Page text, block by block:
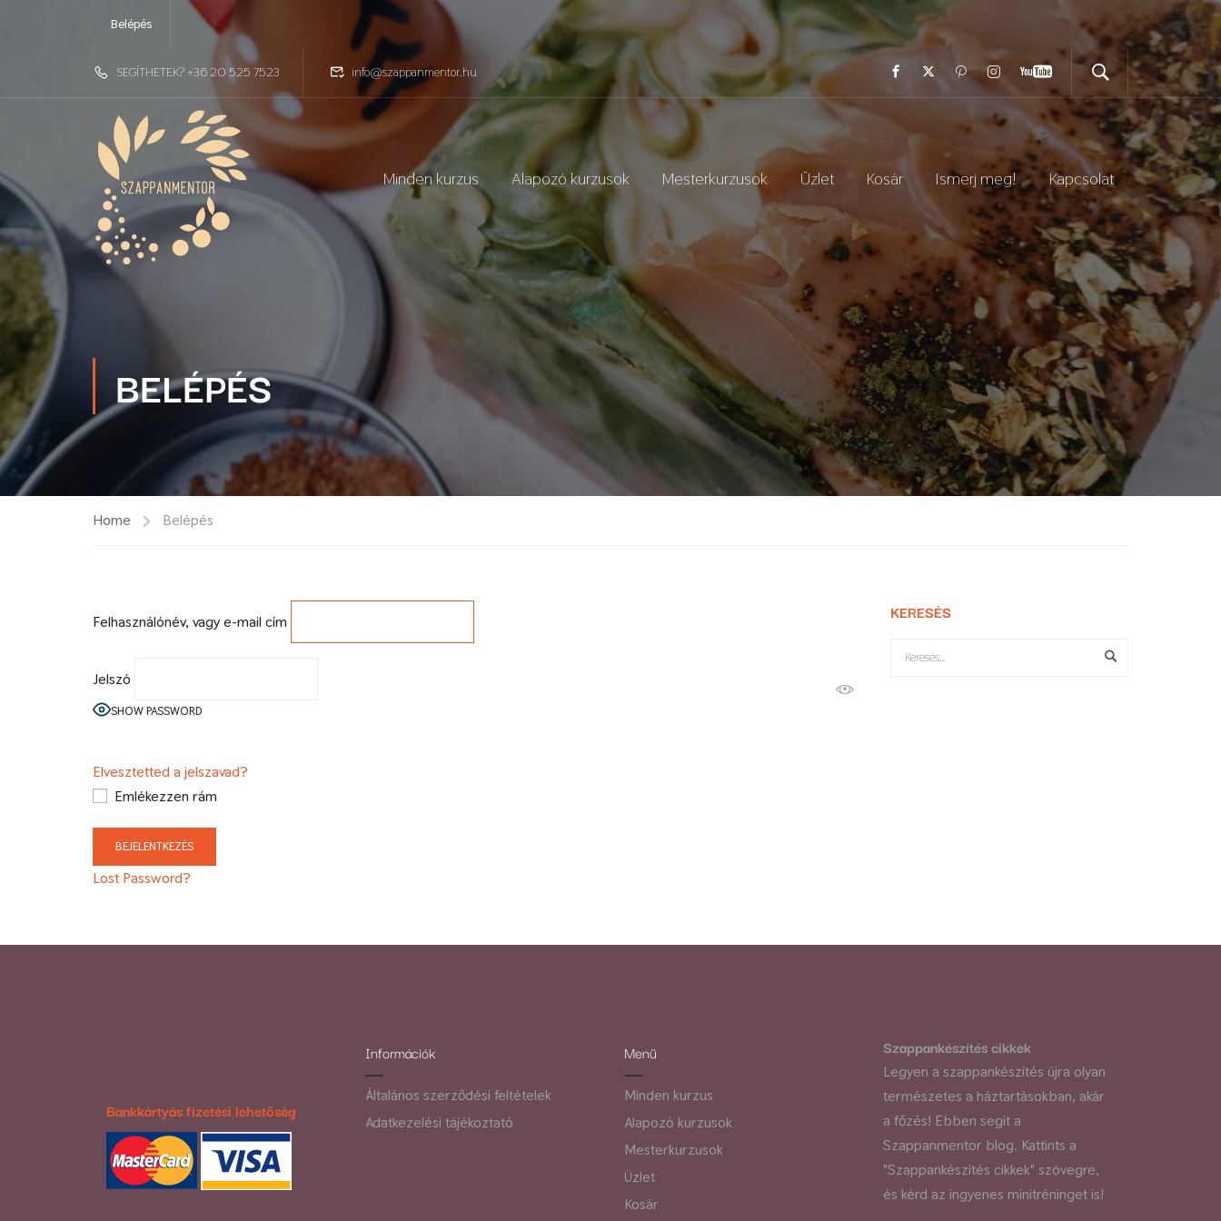
Belépés
SEGÍTHETEK? +36 20 525 7523 info@szappanmentor.hu
Minden kurzus Alapozó kurzusok Mesterkurzusok Üzlet Kosár Ismerj meg! Kapcsolat
BELÉPÉS
Home Belépés
Felhasználónév, vagy e-mail cím
Jelszó
SHOW PASSWORD
Elvesztetted a jelszavad?
Emlékezzen rám
Lost Password?
KERESÉS
Bankkártyás fizetési lehetőség
Információk
Általános szerződési feltételek
Adatkezelési tájékoztató
Menü
Minden kurzus
Alapozó kurzusok
Mesterkurzusok
Üzlet
Kosár
Szappankészítés cikkek
Legyen a szappankészítés újra olyan
természetes a háztartásokban, akár
a főzés! Ebben segít a
Szappanmentor blog. Kattints a
"Szappankészítés cikkek" szövegre,
és kérd az ingyenes minitréninget is!